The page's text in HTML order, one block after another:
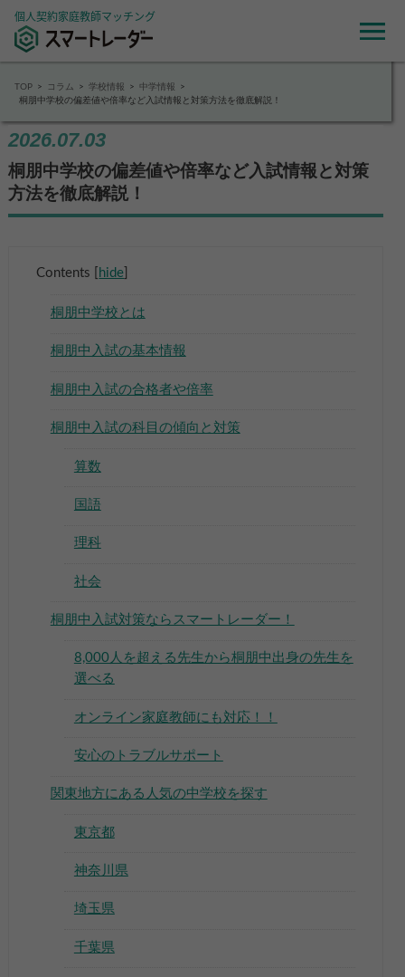
個人契約家庭教師マッチング
▶
TOP コラム 学校情報
中学情報
桐朋中学校の偏差値や倍率など入試情報と対策方法を徹底解説！
2026.07.03
桐朋中学校の偏差値や倍率など入試情報と対策
方法を徹底解説！
Contents hide
桐朋中学校とは
桐朋中入試の基本情報
桐朋中入試の合格者や倍率
桐朋中入試の科目の傾向と対策
算数
国語
理科
社会
桐朋中入試対策ならスマートレーダー！
8,000人を超える先生から桐朋中出身の先生を
選べる
オンライン家庭教師にも対応！！
安心のトラブルサポート
関東地方にある人気の中学校を探す
東京都
神奈川県
埼玉県
千葉県